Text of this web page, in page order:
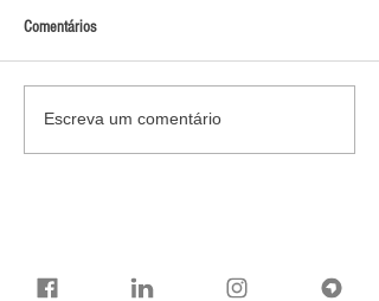
Comentários
Escreva um comentário